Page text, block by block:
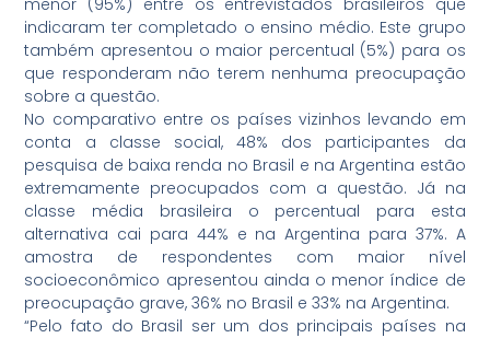
menor (95%) entre os entrevistados brasileiros que
indicaram ter completado o ensino médio. Este grupo
também apresentou o maior percentual (5%) para os
que responderam não terem nenhuma preocupação
sobre a questão.
No comparativo entre os países vizinhos levando em
conta a classe social, 48% dos participantes da
pesquisa de baixa renda no Brasil e na Argentina estão
extremamente preocupados com a questão. Já na
classe média brasileira o percentual para esta
alternativa cai para 44% e na Argentina para 37%. A
amostra de respondentes com maior nível
socioeconômico apresentou ainda o menor índice de
preocupação grave, 36% no Brasil e 33% na Argentina.
“Pelo fato do Brasil ser um dos principais países na